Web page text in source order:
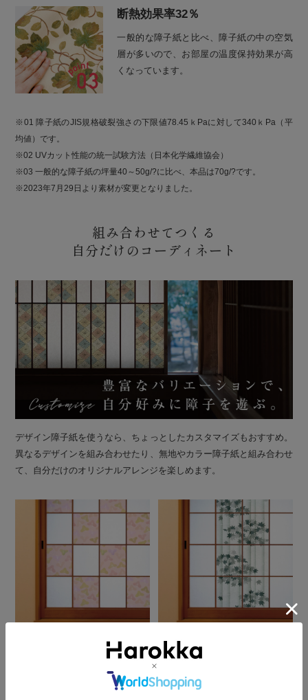
断熱効果率32％
一般的な障子紙と比べ、障子紙の中の空気
層が多いので、お部屋の温度保持効果が高
くなっています。
※01 障子紙のJIS規格破裂強さの下限値78.45ｋPaに対して340ｋPa（平
均値）です。
※02 UVカット性能の統一試験方法（日本化学繊維協会）
※03 一般的な障子紙の坪量40～50g/?に比べ、本品は70g/?です。
※2023年7月29日より素材が変更となりました。
組み合わせてつくる
自分だけのコーディネート
デザイン障子紙を使うなら、ちょっとしたカスタマイズもおすすめ。
異なるデザインを組み合わせたり、無地やカラー障子紙と組み合わせ
て、自分だけのオリジナルアレンジを楽しめます。